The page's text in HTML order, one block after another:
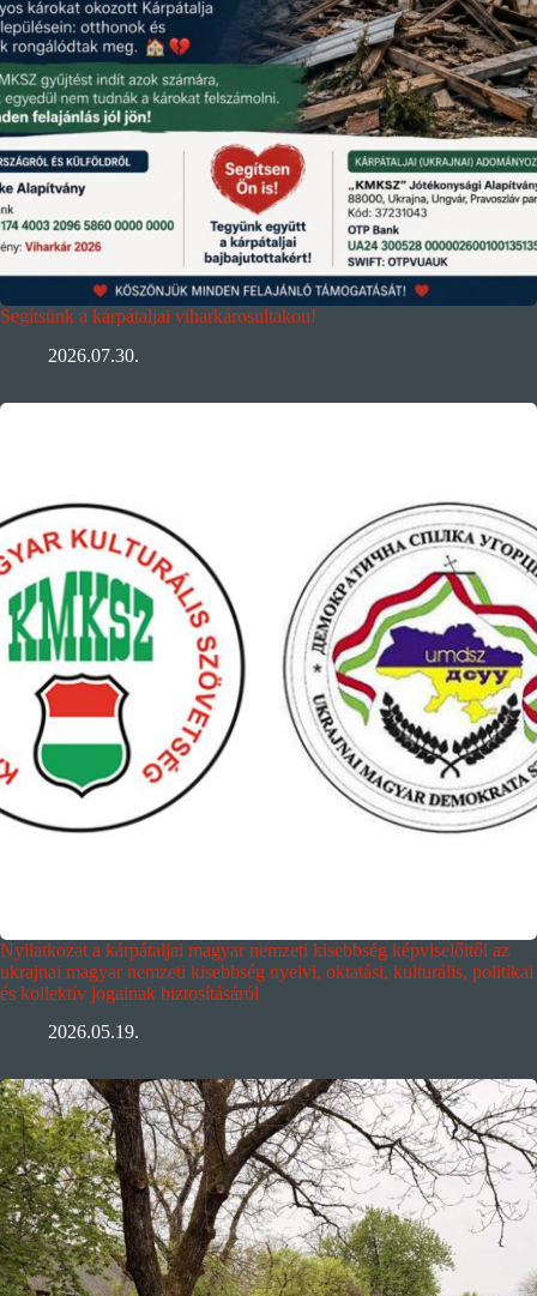
Segítsünk a kárpátaljai viharkárosultakon!
2026.07.30.
Nyilatkozat a kárpátaljai magyar nemzeti kisebbség képviselőitől az
ukrajnai magyar nemzeti kisebbség nyelvi, oktatási, kulturális, politikai
és kollektív jogainak biztosításáról
2026.05.19.